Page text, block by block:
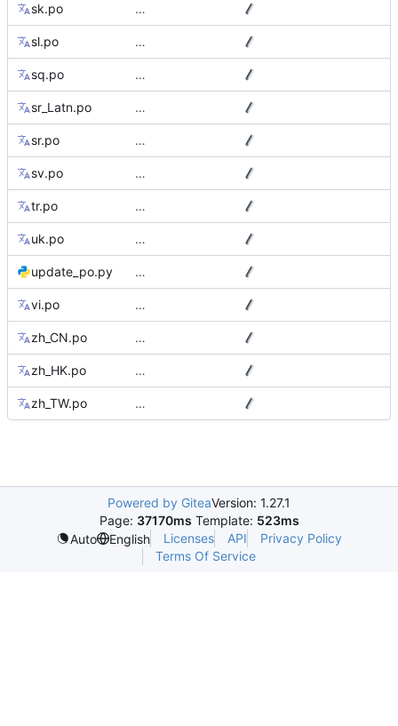
sk.po …
sl.po …
sq.po …
sr_Latn.po …
sr.po …
sv.po …
tr.po …
uk.po …
update_po.py …
vi.po …
zh_CN.po …
zh_HK.po …
zh_TW.po …
Powered by GiteaVersion: 1.27.1
Page: 37170ms Template: 523ms
Auto
English Licenses API
Privacy Policy
Terms Of Service